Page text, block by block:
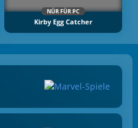
NÜR FÜR PC
Kirby Egg Catcher